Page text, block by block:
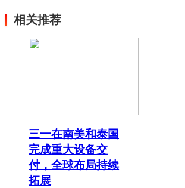
相关推荐
三一在南美和泰国
完成重大设备交
付，全球布局持续
拓展